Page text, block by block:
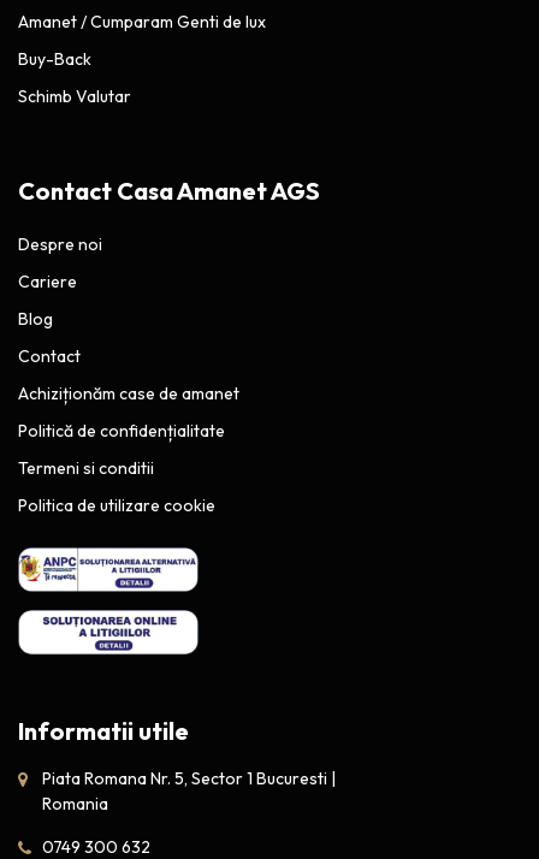
Amanet / Cumparam Genti de lux
Buy-Back
Schimb Valutar
Contact Casa Amanet AGS
Despre noi
Cariere
Blog
Contact
Achiziționăm case de amanet
Politică de confidențialitate
Termeni si conditii
Politica de utilizare cookie
Informatii utile
Piata Romana Nr. 5, Sector 1 Bucuresti |
Romania
0749 300 632